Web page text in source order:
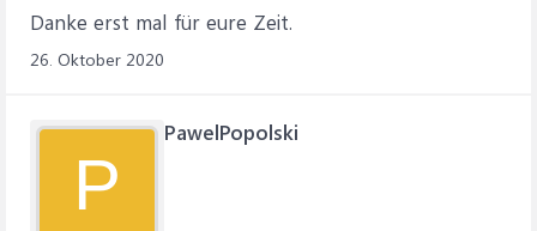
Danke erst mal für eure Zeit.
26. Oktober 2020
P
PawelPopolski